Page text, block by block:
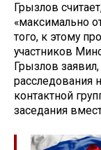
Грызлов
«максимально
того, к этому
участников
Грызлов
расследования
контактной
заседания